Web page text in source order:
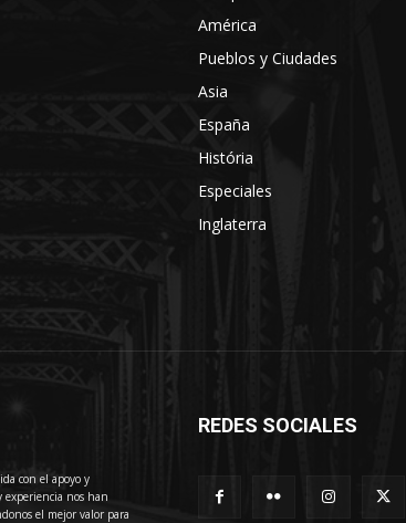
América
Pueblos y Ciudades
Asia
España
História
Especiales
Inglaterra
con el apoyo y
experiencia nos han
el mejor valor para
REDES SOCIALES